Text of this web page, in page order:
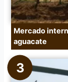
Mercado
aguacate